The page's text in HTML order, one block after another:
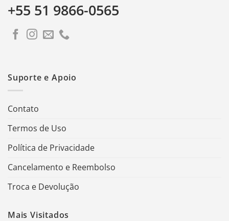
+55 51 9866-0565
Suporte e Apoio
Contato
Termos de Uso
Política de Privacidade
Cancelamento e Reembolso
Troca e Devolução
Mais Visitados